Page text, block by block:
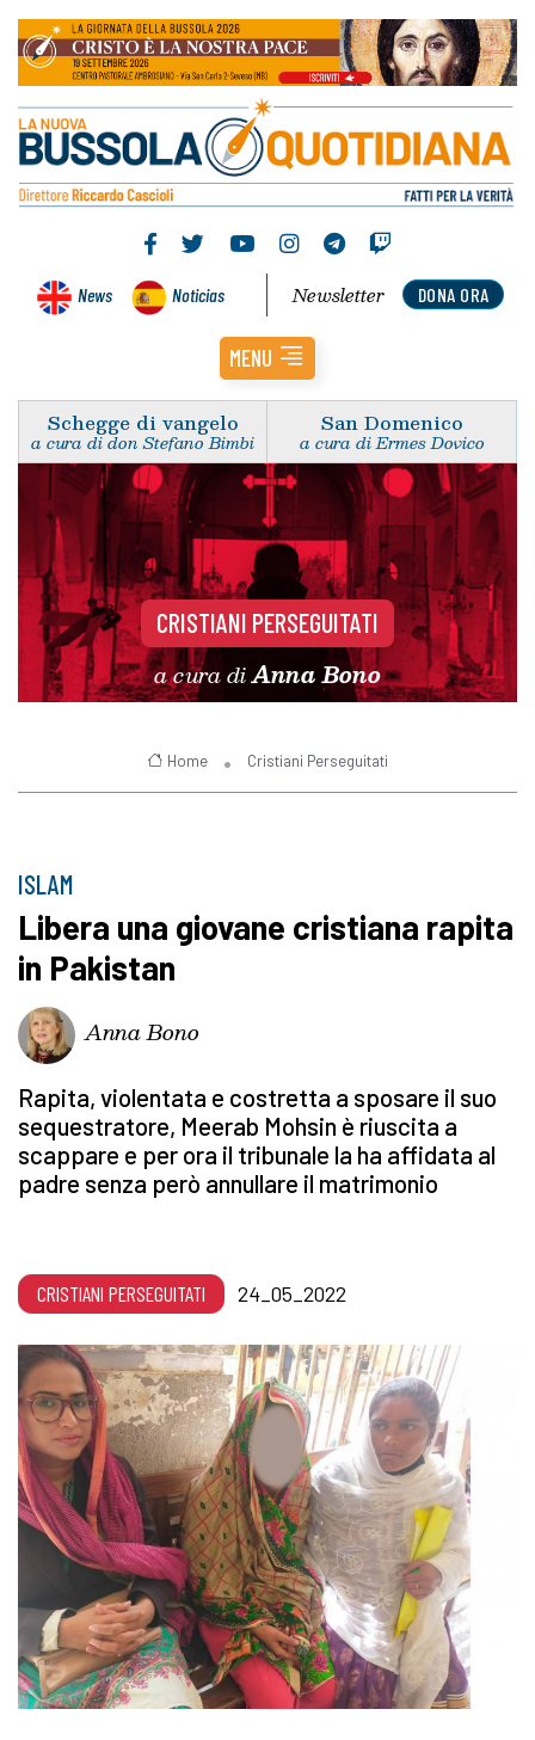
News Noticias DONA ORA
Newsletter
MENU
Schegge di vangelo
a cura di don Stefano Bimbi
San Domenico
a cura di Ermes Dovico
CRISTIANI PERSEGUITATI
a cura diAnna Bono
Home Cristiani Perseguitati
ISLAM
Libera una giovane cristiana rapita
in Pakistan
Anna Bono
Rapita, violentata e costretta a sposare il suo
sequestratore, Meerab Mohsin è riuscita a
scappare e per ora il tribunale la ha affidata al
padre senza però annullare il matrimonio
CRISTIANI PERSEGUITATI 24_05_2022